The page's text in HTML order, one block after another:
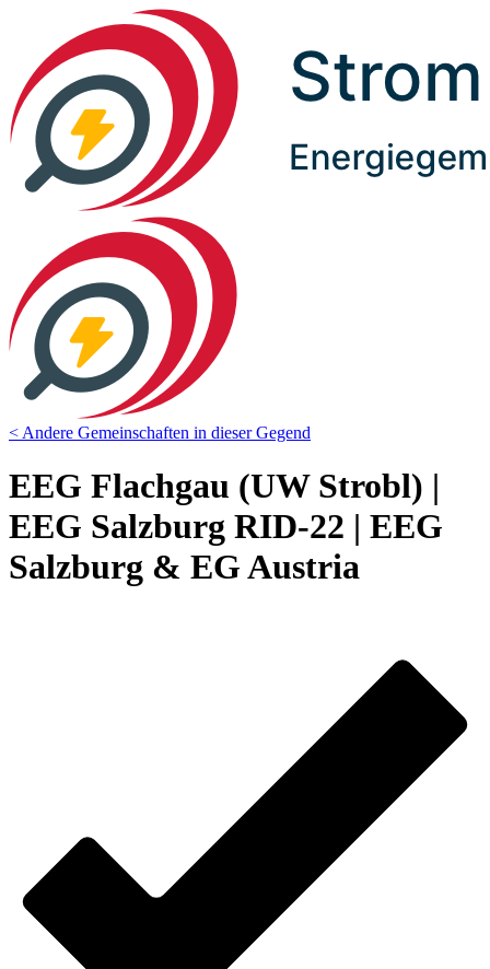
< Andere Gemeinschaften in dieser Gegend
EEG Flachgau (UW Strobl) |
EEG Salzburg RID-22 | EEG
Salzburg & EG Austria